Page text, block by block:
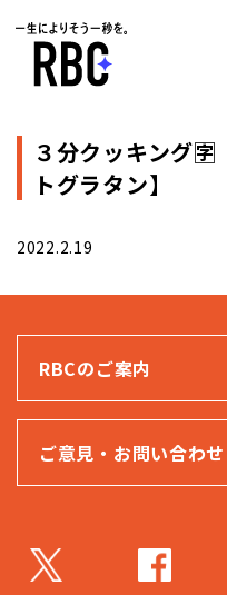
３分クッキング
トグラタン】
2022.2.19
RBCのご案内
ご意見・お問い合わせ